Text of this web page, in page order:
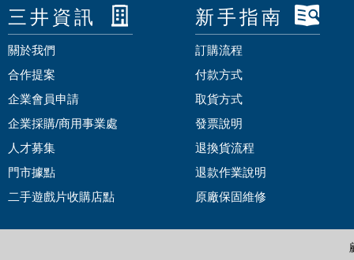
三井資訊
關於我們
合作提案
企業會員申請
企業採購/商用事業處
人才募集
門市據點
二手遊戲片收購店點
新手指南
訂購流程
付款方式
取貨方式
發票說明
退換貨流程
退款作業說明
原廠保固維修